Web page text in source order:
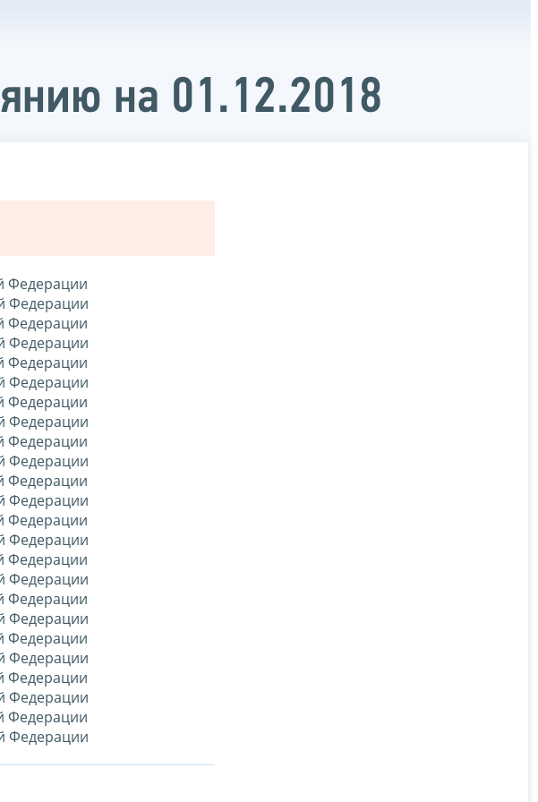
на 01.12.2018
Федерации
Федерации
Федерации
Федерации
Федерации
Федерации
Федерации
Федерации
Федерации
Федерации
Федерации
Федерации
Федерации
Федерации
Федерации
Федерации
Федерации
Федерации
Федерации
Федерации
Федерации
Федерации
Федерации
Федерации